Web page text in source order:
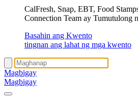
CalFresh, Snap, EBT, Food
Connection Team ay Tumutulong
Basahin ang Kwento
tingnan ang lahat ng mga kwento
Magbigay
Magbigay